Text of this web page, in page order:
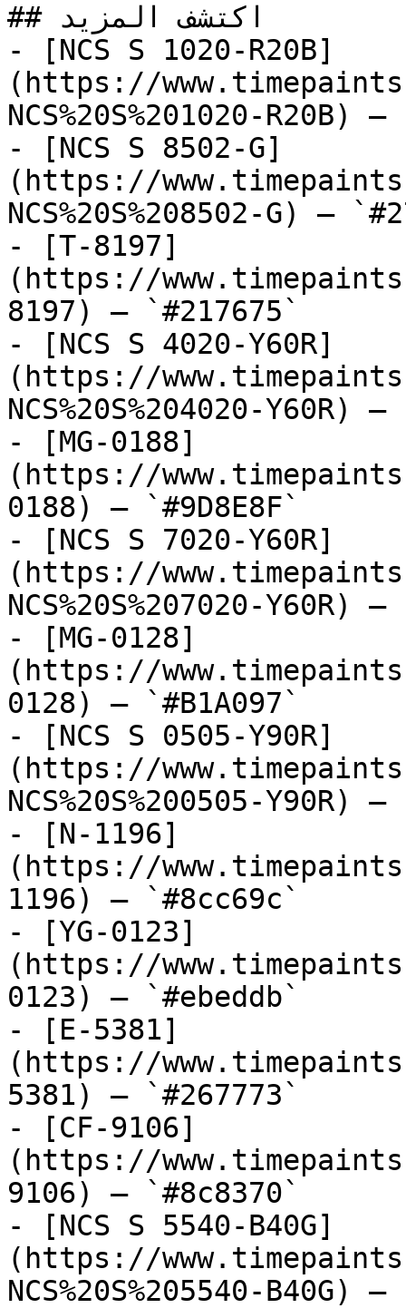
## اكتشف المزيد
- [NCS S 1020-R20B]
(https://
NCS%20S%201020-R20B)
- [NCS S 8502-G]
(https://
NCS%20S%208502-G) —
- [T-8197]
(https://
8197) — `#217675`
- [NCS S 4020-Y60R]
(https://
NCS%20S%204020-Y60R)
- [MG-0188]
(https://
0188) — `#9D8E8F`
- [NCS S 7020-Y60R]
(https://
NCS%20S%207020-Y60R)
- [MG-0128]
(https://
0128) — `#B1A097`
- [NCS S 0505-Y90R]
(https://
NCS%20S%200505-Y90R)
- [N-1196]
(https://
1196) — `#8cc69c`
- [YG-0123]
(https://
0123) — `#ebeddb`
- [E-5381]
(https://
5381) — `#267773`
- [CF-9106]
(https://
9106) — `#8c8370`
- [NCS S 5540-B40G]
(https://
NCS%20S%205540-B40G)